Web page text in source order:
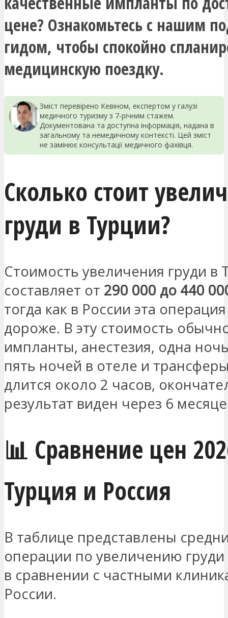
цене? Ознакомьтесь с нашим
гидом, чтобы спокойно
медицинскую поездку.
Зміст перевірено Кевіном, експертом у галузі
медичного туризму з 7-річним стажем.
Документована та доступна інформація, надана в
загальному та немедичному контексті. Цей зміст
не замінює консультації медичного фахівця.
Сколько стоит
груди в Турции?
Стоимость увеличения груди в
составляет от 290 000 до 440
тогда как в России эта
дороже. В эту стоимость
импланты, анестезия, одна
пять ночей в отеле и
длится около 2 часов,
результат виден через 6
📊 Сравнение цен
Турция и Россия
В таблице представлены
операции по увеличению
в сравнении с частными
России.